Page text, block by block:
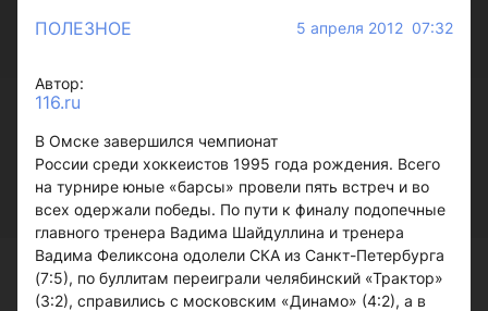
ПОЛЕЗНОЕ 5 апреля 2012 07:32
Автор:
116.ru
В Омске завершился чемпионат
России среди хоккеистов 1995 года рождения. Всего
на турнире юные «барсы» провели пять встреч и во
всех одержали победы. По пути к финалу подопечные
главного тренера Вадима Шайдуллина и тренера
Вадима Феликсона одолели СКА из Санкт-Петербурга
(7:5), по буллитам переиграли челябинский «Трактор»
(3:2), справились с московским «Динамо» (4:2), а в